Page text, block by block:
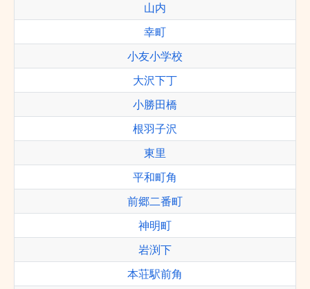
山内
幸町
小友小学校
大沢下丁
小勝田橋
根羽子沢
東里
平和町角
前郷二番町
神明町
岩渕下
本荘駅前角